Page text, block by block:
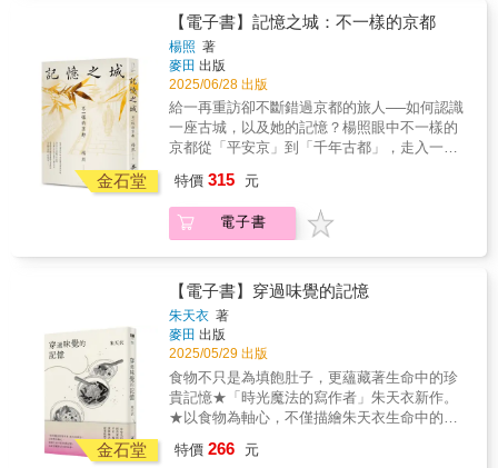
十度經緯線終極匯聚在此。站在從不設限的南
極點上，我開始認真思考，什麼才是時間存在
的意義？ 從現在開始，我要自訂我的時區，
走自己的路。＃明白：四十八天，天天行走在
三千公尺冰覆的白色大地上，我終於明白了我
的「明白」勇敢面對未知，去尋找每個人心中
的那個南極！＃神祕南極與古地圖之謎：為何
代南極大陸的樣貌？神話、古文明、宇宙入
口⋯個種懸疑、傳聞與推測，交織在神祕白色
大陸上。＃地球黑盒子與科研競賽：科學家以
爭相在此建立科考站點，觀測天象、探索宇宙
未知。＃冰與火之爭：蘊藏豐富石油、天然
氣、礦產、太陽能、地熱⋯⋯南極早已為各國
覬覦。凍結各國野心之《南極公約》將在2048
年到期，本書亦是寫給未來世代的備忘錄。
此的清透鮮明、節理透徹。在山林水畔、城市
巷弄與鄉鎮阡陌間，連結了個人的家族史以及
臺灣自然、地質與人文的歷史。清晰地點出人
是環境的動物，而環境則是人間的明鏡。」
——黃麗如，作家「一名移民後裔回到臺灣，
透過自然生態與生物多樣性的考察，檢視自己
的家族歷史，並找到歸屬感。這是一本有關環
錄，這個結合提供了全新的閱讀體驗。臺灣是
一個多元化的移民社會，許多家族的故事也橫
跨多國邊界、語言、傳統，這本書可以啟發讀
人「《山與林的深處》是一次精雕細琢的沉
思，關於記憶、愛、風景——以及在語言中尋
找一個家。書中的篇章精煉而閃耀著光芒，眷
戀地向彼此傾靠；不論是從形式或內容上而
言，這都是一本美麗的書，關於人與人、地方
與地方之間的距離，以及如何在他們之間架起
橋梁。」——羅伯特．麥克法倫（Robert
Macfarlane），《心向群山》、《大地之下》
作者「我真想像她一樣：李潔珂運用了她的所
境，也走向海洋與田野，企圖從她熱愛的自然
中，用身體感受、探索臺灣這片壯美、神祕、
多變而溫柔的土地。她爬上能高越嶺古道、
「黑色奇萊」、水社大山，走進阿里山中的堰
塞湖「水漾森林」，記錄下豐富的植物觀察，
也前往臺南曾文溪口的臺江國家公園追尋黑面
琵鷺的蹤跡；她也爬梳各種史料與作品，從郁
本植物學家早田文藏、《植物獵人的茶盜之
旅》的主角蘇格蘭植物學家羅伯．福鈞
（Robert Fortune），到經典環保文學《我們只
作品中。本書結合自然寫作、山岳文學與回憶
錄，娓娓道來埋藏在一個典型移民家庭背後的
故事，既是小人物的生命故事，亦是動盪大時
代的縮影。書中交織著外公與外婆的人生故
事，以及李潔珂對家族故事、自然環境及自我
認同的追索與反思。她從這些人與自然的過去
與現在，爬梳這個家庭、這座島嶼如何走到今
日。敘事精煉而情感細膩豐沛的本書，既是關
於一個家族的回憶錄，也是一部近代臺灣小
的聚會適合分食佳肴，而一人面對滿桌菜肴
時，孤寂的感受也會悄然浮現。飲食，成為黏
合生活片段的最佳媒介，賦予日常更多顏色與
香氣。本書共分為四輯：輯一「回首 依稀少
年」專注於往日情懷的料理，輯二「人間 如
常不如常」著重同甘共苦的記憶，輯三「大
夢 好好生活」精選生命體悟的篇章，輯四
「食光」；而所收錄的21篇與飲食相關的作
讓人從中品味文章中藏有的深情與體悟：對洪
愛珠而言象徵親熟之意的切仔麵、焦桐眼裡在
感恩與深情中轉化的苦瓜料理、具備江鵝與祖
母私藏回憶與寵愛的市場小吃、承載田威寧童
年友情的自助餐，以及朱全斌透過品嚐料理所
體會的捨得捨不得、鄭進耀筆下不願因病放棄
美食的釋懷與坦然、楊双子心中無人能及的好
味道等……，每一篇都訴說著：食物所喚起的
不僅是對其味道的美好記憶，更是時間、情感
與各個回憶的結晶。主編李純瑀透過細讀這些
作品，細細品出其中蘊含的人生況味，並提點
出對飲食與生命的細膩情感。在每篇文章後的
賞析中，她以溫柔的文字娓娓道來，融合自身
事物，於我而言像是一幕幕難分難捨的場景，
任憑喜怒哀樂、悲歡離合抑或數不盡的貪嗔
痴，都悄無聲息的逗留在一頓飯菜裡。雖說這
景色應有重彩濃墨和輕煙飛絮之別，但總是會
隨著情境變化、物換星移而予人迥異於前的記
憶，那麼『飲食』也就隨之產生了新的面
貌。」──李純瑀選文分為兩大主軸：其一，以
「生命」階段為經，書寫成長過程中的點滴插
曲。無論是挫折時一碗熱麵的撫慰、求學時光
的街邊小吃，或是初入社會、匆忙之間一顆便
利商店飯糰的救贖，這些食物都承載著當下的
心境與生活的重量；其二，從生活「感受」出
的聚會適合分食佳肴，而一人面對滿桌菜肴
時，孤寂的感受也會悄然浮現。飲食，成為黏
合生活片段的最佳媒介，賦予日常更多顏色與
香氣。本書共分為四輯：輯一「回首 依稀少
年」專注於往日情懷的料理，輯二「人間 如
常不如常」著重同甘共苦的記憶，輯三「大
夢 好好生活」精選生命體悟的篇章，輯四
「四方 三江五湖」則寫下各地獨特的佳肴與
「食光」；而所收錄的21篇與飲食相關的作
看。容我將我從時間層疊眼光中看到的「不一
樣的京都」，訴說出來……──楊照來到京都，
宜一身素淨，靜心輕語，那是對於這座城市之
美的敬意，也是對其他同樣也正領受這份美的
旅人之尊重。也應駐足任何偶入眼簾的庭園，
不放過拜觀機會，因為一不小心錯過的，可能
就是千年一遇的心靈洗禮。還應當放下相機，
親眼閱讀景點說明文字、觀賞承載著歷史痕跡
的古舊建築，因為那份唯有肉眼能捕捉的現場
裡，藏有一份代代相傳對文物的心意。本書寫
的不是一份觀光路線，而是一位歷史學者以文
化旅人的眼光為自己與京都數十年來的交會留
下紀錄──這座城市從來都不只是歷史的背景布
幕，而是一座反覆毀壞又重生、受詩歌吟詠也
被宗派競逐的「記憶之城」……◎從平安京到
幕末，京都如何成為歷史的主場從平安京建
城、桃山時代到幕末維新，爬梳京都在日本歷
史中三度被推上舞台的重要時刻，跳脫觀光書
寫，用「記憶」而非「景點」看京都。◎走入
小說場景，從文學出發閱讀京都從紫式部《源
氏物語》、川端康成《美麗與哀愁》、《古
都》到三島由紀夫《金閣寺》等文學場景中閱
金石堂
【電子書】記憶之城：不一樣的京都
楊照 著
麥田 出版
2025/06/28 出版
給一再重訪卻不斷錯過京都的旅人──如何認識
一座古城，以及她的記憶？楊照眼中不一樣的
京都從「平安京」到「千年古都」，走入一座
家十講系列」之後，再從京都城的漫步記憶裡
見微知著，重探日本文化。【收錄京都千年大
事記、獨家品味京都書單】我一再「重訪」京
看。容我將我從時間層疊眼光中看到的「不一
樣的京都」，訴說出來……──楊照來到京都，
宜一身素淨，靜心輕語，那是對於這座城市之
美的敬意，也是對其他同樣也正領受這份美的
旅人之尊重。也應駐足任何偶入眼簾的庭園，
不放過拜觀機會，因為一不小心錯過的，可能
就是千年一遇的心靈洗禮。還應當放下相機，
親眼閱讀景點說明文字、觀賞承載著歷史痕跡
的古舊建築，因為那份唯有肉眼能捕捉的現場
特價 315 元
電子書
金石堂
【電子書】穿過味覺的記憶
朱天衣 著
麥田 出版
2025/05/29 出版
食物不只是為填飽肚子，更蘊藏著生命中的珍
貴記憶★「時光魔法的寫作者」朱天衣新作。
★以食物為軸心，不僅描繪朱天衣生命中的珍
憶。你記憶中最熟悉的味道是什麼？秉持「能
特價 266 元